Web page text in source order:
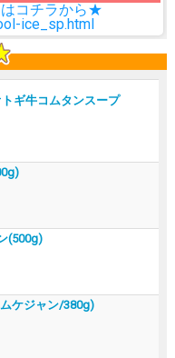
コチラから★
ice_sp.html
ギ牛コムタンスープ
(500g)
ケジャン/380g)